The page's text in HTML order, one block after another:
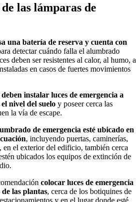
las lámparas de
una batería de reserva y cuenta con
detectar cuándo falla el alumbrado
deben ser resistentes al calor, al humo, a
en casos de fuertes movimientos
deben instalar luces de emergencia a
nivel del suelo y poseer cerca las
la vía de escape.
de emergencia esté ubicado en
, incluyendo puertas, caminerías,
en el exterior del edificio, también cerca
ubicados los equipos de extinción de
colocar luces de emergencia
de las plantas, cerca de los botiquines de
y en el lugar donde esté